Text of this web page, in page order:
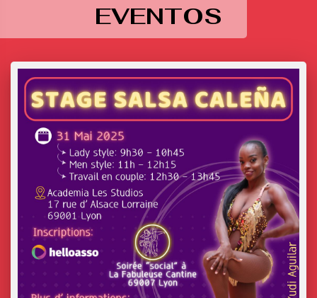
EVENTOS